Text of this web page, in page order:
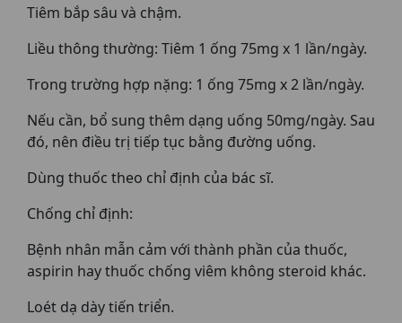
Tiêm bắp sâu và chậm.
Liều thông thường: Tiêm 1 ống 75mg x 1 lần/ngày.
Trong trường hợp nặng: 1 ống 75mg x 2 lần/ngày.
Nếu cần, bổ sung thêm dạng uống 50mg/ngày. Sau
đó, nên điều trị tiếp tục bằng đường uống.
Dùng thuốc theo chỉ định của bác sĩ.
Chống chỉ định:
Bệnh nhân mẫn cảm với thành phần của thuốc,
aspirin hay thuốc chống viêm không steroid khác.
Loét dạ dày tiến triển.